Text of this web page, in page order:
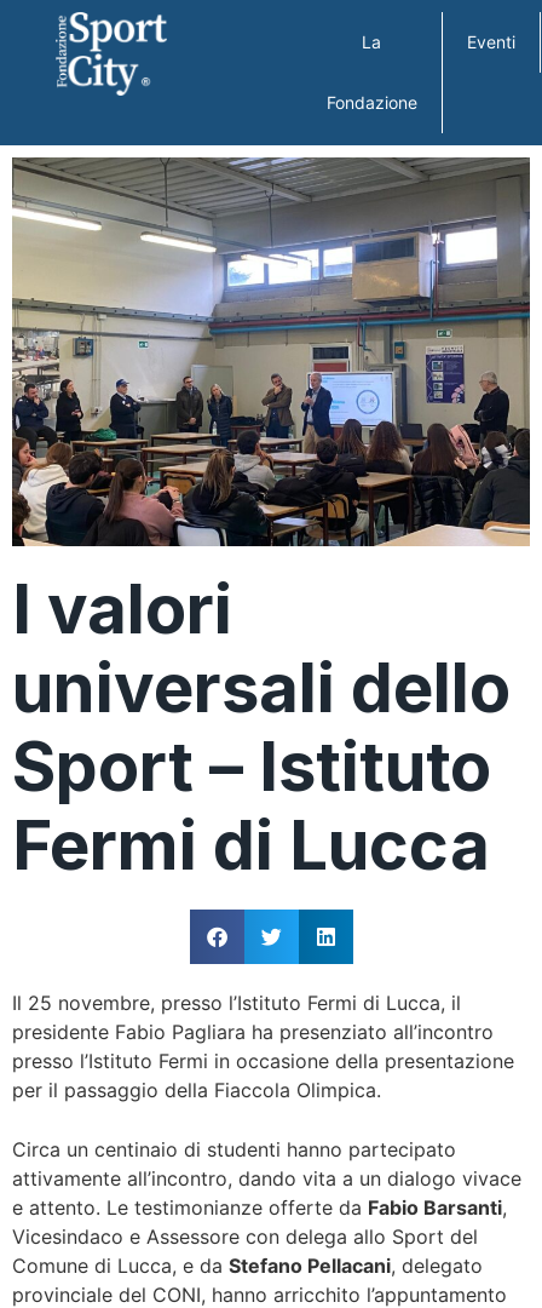
La
Fondazione
Eventi
I valori
universali dello
Sport – Istituto
Fermi di Lucca
Il 25 novembre, presso l’Istituto Fermi di Lucca, il
presidente Fabio Pagliara ha presenziato all’incontro
presso l’Istituto Fermi in occasione della presentazione
per il passaggio della Fiaccola Olimpica.
Circa un centinaio di studenti hanno partecipato
attivamente all’incontro, dando vita a un dialogo vivace
e attento. Le testimonianze offerte da Fabio Barsanti,
Vicesindaco e Assessore con delega allo Sport del
Comune di Lucca, e da Stefano Pellacani, delegato
provinciale del CONI, hanno arricchito l’appuntamento